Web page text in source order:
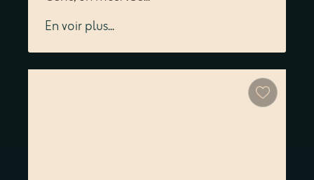
En voir plus...